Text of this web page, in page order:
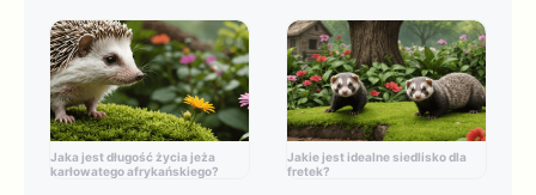
Jaka jest długość życia jeża
karłowatego afrykańskiego?
Jakie jest idealne siedlisko dla
fretek?